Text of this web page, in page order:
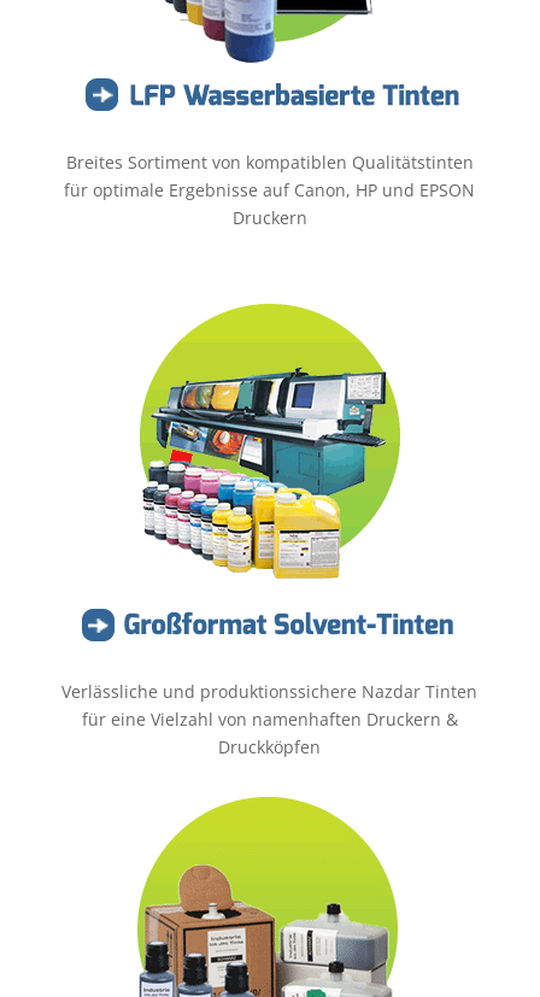
Breites Sortiment von kompatiblen Qualitätstinten
für optimale Ergebnisse auf Canon, HP und EPSON
Druckern
Verlässliche und produktionssichere Nazdar Tinten
für eine Vielzahl von namenhaften Druckern &
Druckköpfen